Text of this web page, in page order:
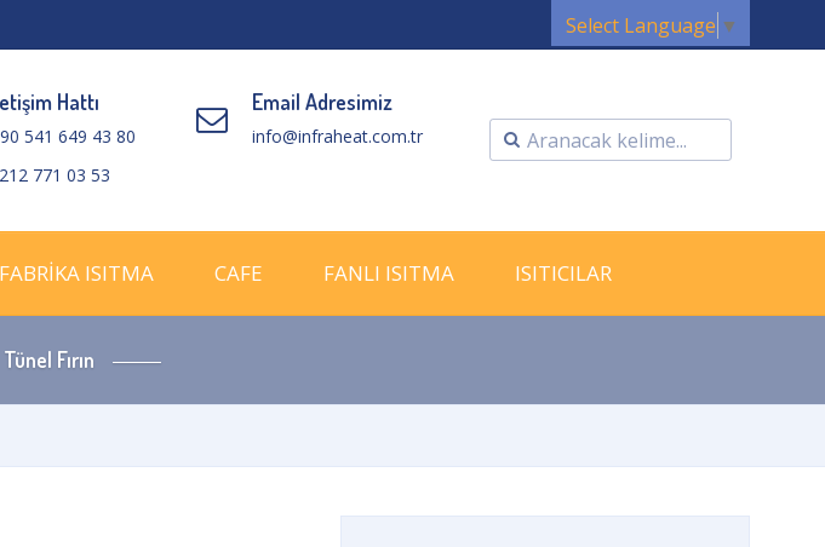
Select Language ▼
Hattı
541 649 43 80
771 03 53
Email Adresimiz
info@infraheat.com.tr
FABRİKA ISITMA CAFE FANLI ISITMA ISITICILAR
Fırın